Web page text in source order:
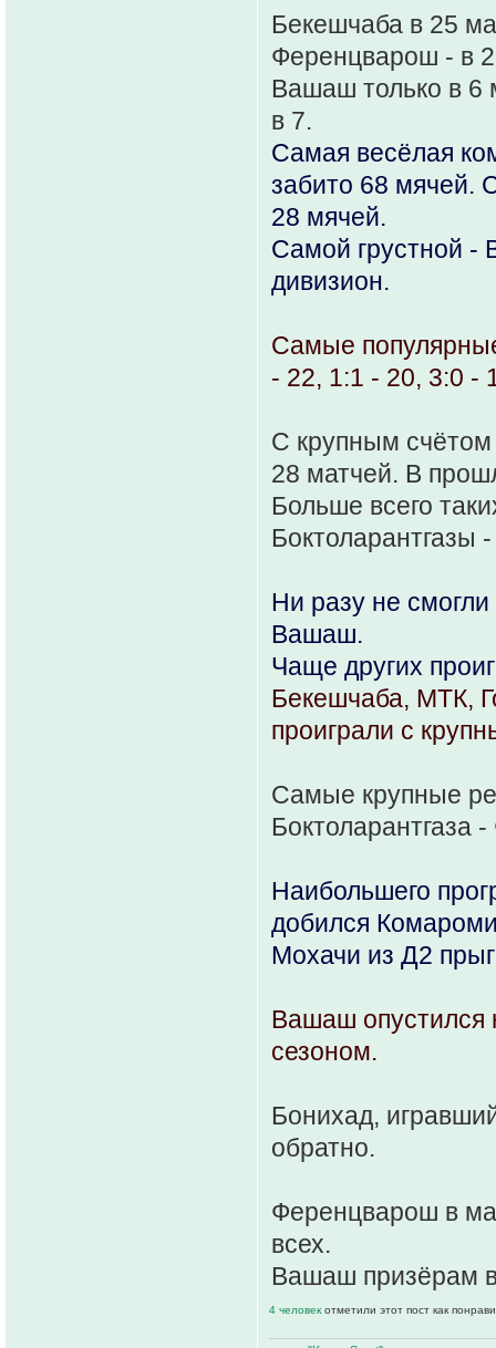
Бекешчаба в 25
Ференцварош - в
Вашаш только в 6
в 7.
Самая весёлая
забито 68 мячей.
28 мячей.
Самой грустной -
дивизион.
Самые
- 22, 1:1 - 20, 3:0 -
С крупным
28 матчей. В
Больше всего
Боктоларантгазы
Ни разу не
Вашаш.
Чаще других
Бекешчаба, МТК,
проиграли с
Самые крупные
Боктоларантгаза
Наибольшего
добился
Мохачи из Д2
Вашаш опустился
сезоном.
Бонихад,
обратно.
Ференцварош в
всех.
Вашаш призёрам
4 человек отметили этот пост как